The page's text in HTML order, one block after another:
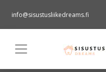
info@sisustusliikedreams.fi